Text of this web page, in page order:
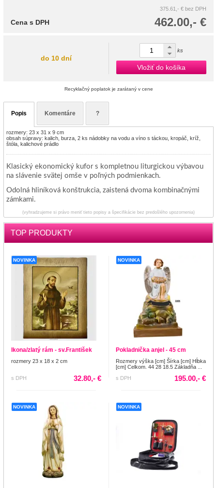
375.61,- € bez DPH
462.00,- €
Cena s DPH
do 10 dní
ks
Vložiť do košíka
Recyklačný poplatok je zarátaný v cene
Popis Komentáre ?
rozmery: 23 x 31 x 9 cm
obsah súpravy: kalich, burza, 2 ks nádobky na vodu a víno s táckou, kropáč, kríž,
štóla, kalichové prádlo
Klasický ekonomický kufor s kompletnou liturgickou výbavou
na slávenie svätej omše v poľných podmienkach.
Odolná hliníková konštrukcia, zaistená dvoma kombinačnými
zámkami.
(vyhradzujeme si právo meniť tieto popisy a špecifikácie bez predošlého upozornenia)
TOP PRODUKTY
NOVINKA
Ikona/zlatý rám - sv.František
rozmery 23 x 18 x 2 cm
s DPH 32.80,- €
NOVINKA
Pokladnička anjel - 45 cm
Rozmery výška [cm] Šírka [cm] Hĺbka
[cm] Celkom. 44 28 18.5 Základňa ...
s DPH
195.00,- €
NOVINKA NOVINKA